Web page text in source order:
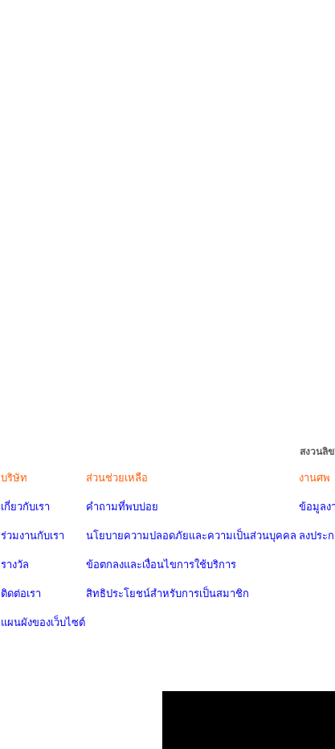
สงวนลิ
บริษัท
เกี่ยวกับเรา
ร่วมงานกับเรา
รางวัล
ติดต่อเรา
แผนผังของเว็บไซต์
ส่วนช่วยเหลือ
คำถามที่พบบ่อย
นโยบายความปลอดภัยและความเป็นส่วนบุคคล
ข้อตกลงและเงื่อนไขการใช้บริการ
สิทธิประโยชน์สำหรับการเป็นสมาชิก
งานศพ
ข้อมูลง
ลงประ